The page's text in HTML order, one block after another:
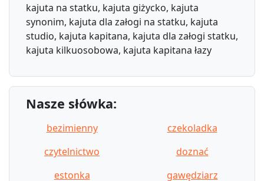
kajuta na statku, kajuta giżycko, kajuta
synonim, kajuta dla załogi na statku, kajuta
studio, kajuta kapitana, kajuta dla załogi statku,
kajuta kilkuosobowa, kajuta kapitana łazy
Nasze słówka:
bezimienny
czekoladka
czytelnictwo
doznać
estonka
gawędziarz